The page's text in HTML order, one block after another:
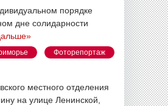
порядке
дне солидарности
Фоторепортаж
местного отделения
на улице Ленинской,